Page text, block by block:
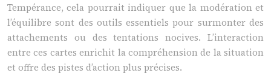
Tempérance, cela pourrait indiquer que la modération et
l’équilibre sont des outils essentiels pour surmonter des
attachements ou des tentations nocives. L’interaction
entre ces cartes enrichit la compréhension de la situation
et offre des pistes d’action plus précises.